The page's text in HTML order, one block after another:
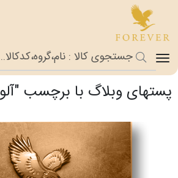
پست‎های وبلاگ با برچسب "آلوورا"